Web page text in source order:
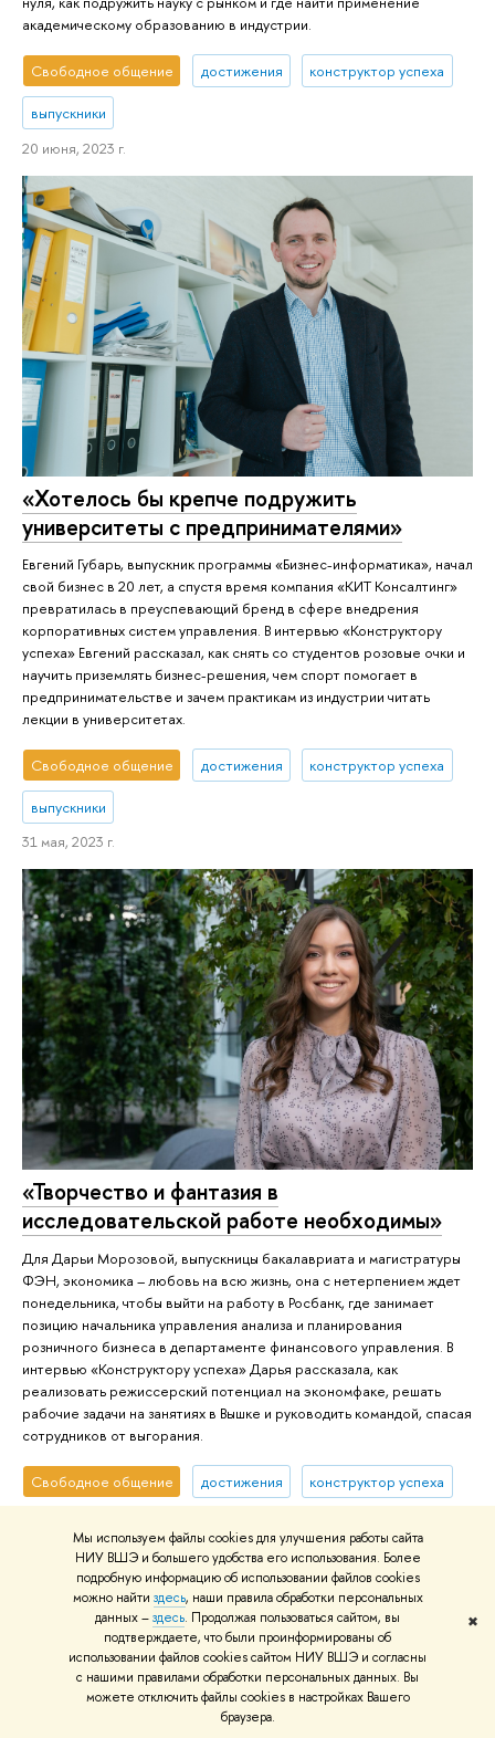
Мы используем файлы cookies для улучшения работы сайта
НИУ ВШЭ и большего удобства его использования. Более
подробную информацию об использовании файлов cookies
можно найти здесь, наши правила обработки персональных
данных –здесь. Продолжая пользоваться сайтом, вы
подтверждаете, что были проинформированы об
использовании файлов cookies сайтом НИУ ВШЭ и согласны
с нашими правилами обработки персональных данных. Вы
можете отключить файлы cookies в настройках Вашего
браузера.
✖
академическому образованию в индустрии.
Свободное общение достижения конструктор успеха
выпускники
20 июня, 2023 г.
«Хотелось бы крепче подружить
университеты с предпринимателями»
Евгений Губарь, выпускник программы «Бизнес-информатика», начал
свой бизнес в 20 лет, а спустя время компания «КИТ Консалтинг»
превратилась в преуспевающий бренд в сфере внедрения
корпоративных систем управления. В интервью «Конструктору
успеха» Евгений рассказал, как снять со студентов розовые очки и
научить приземлять бизнес-решения, чем спорт помогает в
предпринимательстве и зачем практикам из индустрии читать
лекции в университетах.
Свободное общение достижения конструктор успеха
выпускники
31 мая, 2023 г.
«Творчество и фантазия в
исследовательской работе необходимы»
Для Дарьи Морозовой, выпускницы бакалавриата и магистратуры
ФЭН, экономика – любовь на всю жизнь, она с нетерпением ждет
понедельника, чтобы выйти на работу в Росбанк, где занимает
позицию начальника управления анализа и планирования
розничного бизнеса в департаменте финансового управления. В
интервью «Конструктору успеха» Дарья рассказала, как
реализовать режиссерский потенциал на экономфаке, решать
рабочие задачи на занятиях в Вышке и руководить командой, спасая
сотрудников от выгорания.
Свободное общение достижения конструктор успеха
19 мая, 2023 г.
Больше историй успеха